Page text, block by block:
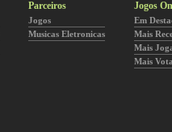
Parceiros
Jogos
Musicas Eletronicas
Jogos
Em
Mais
Mais
Mais